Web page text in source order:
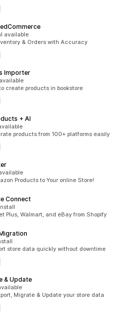
available
& Orders with Accuracy
Importer
create products in bookstore
+ AI
products from 100+ platforms easily
Products to Your online Store!
Connect
Plus, Walmart, and eBay from Shopify
store data quickly without downtime
& Update
Migrate & Update your store data